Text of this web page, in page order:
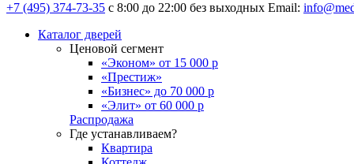
+7 (495) 374-73-35 с 8:00 до 22:00 без выходных Email:
Каталог дверей
Ценовой сегмент
«Эконом» от 15 000 р
«Престиж»
«Бизнес» до 70 000 р
«Элит» от 60 000 р
Распродажа
Где устанавливаем?
Квартира